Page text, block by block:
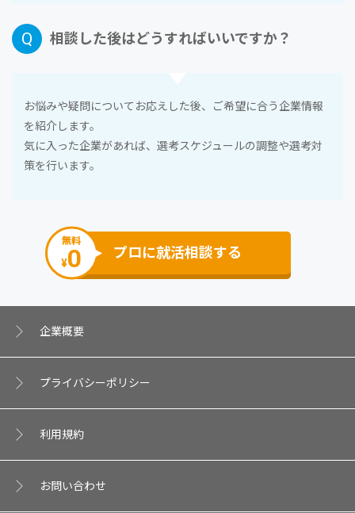
相談した後はどうすればいいですか？
お悩みや疑問についてお応えした後、ご希望に合う企業情報
を紹介します。
気に⼊った企業があれば、選考スケジュールの調整や選考対
策を⾏います。
無料
¥0 プロに就活相談する
企業概要
プライバシーポリシー
利⽤規約
お問い合わせ